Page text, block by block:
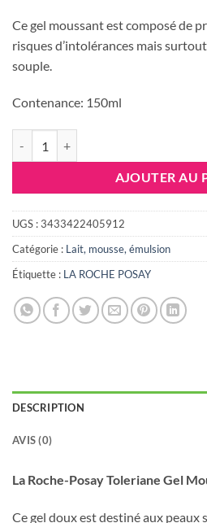
initial
était :
Ce gel moussant est composé de
risques d’intolérances mais
souple.
Contenance: 150ml
AJOUTER AU
UGS :3433422405912
Catégorie : Lait, mousse, émulsion
Étiquette : LA ROCHE POSAY
DESCRIPTION
AVIS (0)
La Roche-Posay Toleriane Gel
Ce gel doux est destiné aux